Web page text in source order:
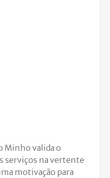
Minho valida o
serviços na vertente
motivação para